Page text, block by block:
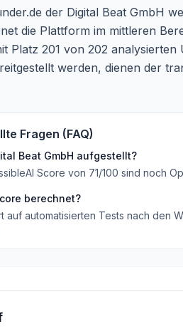
der Digital Beat GmbH
die Plattform im mittleren
Platz 201 von 202
werden, dienen der
Fragen (FAQ)
Beat GmbH aufgestellt?
Score von 71/100 sind noch
berechnet?
auf automatisierten Tests nach den